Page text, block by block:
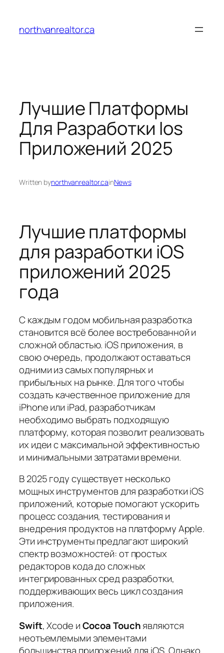
content
northvanrealtor.ca
Лучшие Платформы
Для Разработки Ios
Приложений 2025
Written bynorthvanrealtor.cainNews
Лучшие платформы
для разработки iOS
приложений 2025
года
С каждым годом мобильная разработка
становится всё более востребованной и
сложной областью. iOS приложения, в
свою очередь, продолжают оставаться
одними из самых популярных и
прибыльных на рынке. Для того чтобы
создать качественное приложение для
iPhone или iPad, разработчикам
необходимо выбрать подходящую
платформу, которая позволит реализовать
их идеи с максимальной эффективностью
и минимальными затратами времени.
В 2025 году существует несколько
мощных инструментов для разработки iOS
приложений, которые помогают ускорить
процесс создания, тестирования и
внедрения продуктов на платформу Apple.
Эти инструменты предлагают широкий
спектр возможностей: от простых
редакторов кода до сложных
интегрированных сред разработки,
поддерживающих весь цикл создания
приложения.
Swift, Xcode иCocoa Touchявляются
неотъемлемыми элементами